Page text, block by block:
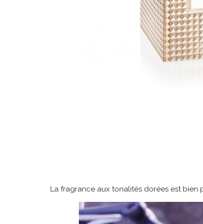
La fragrance aux tonalités dorées est